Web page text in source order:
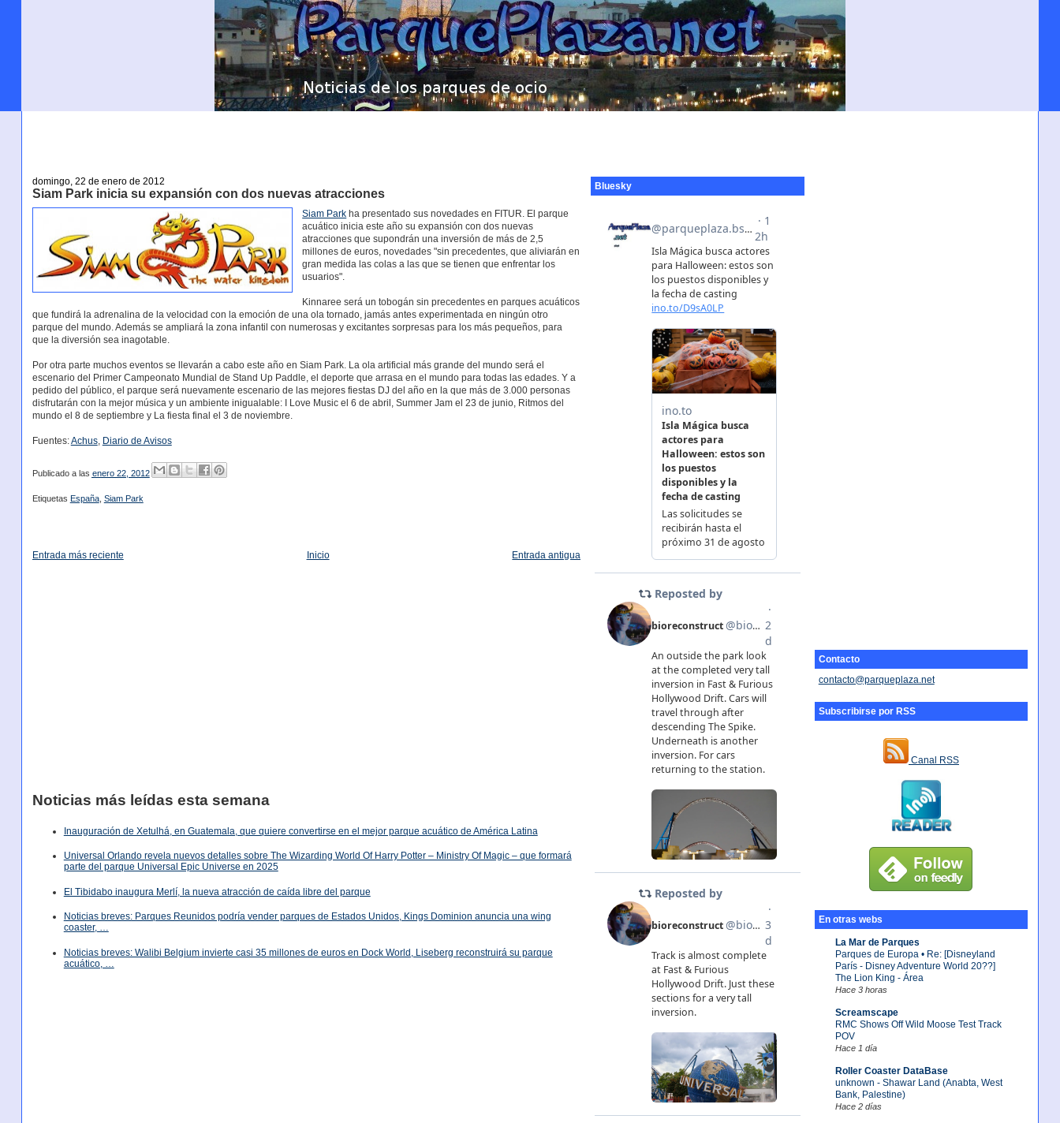
Contacto
contacto@parqueplaza.net
Subscribirse por RSS
Canal RSS
En otras webs
La Mar de Parques
Parques de Europa • Re: [Disneyland
París - Disney Adventure World 20??]
The Lion King - Área
Hace 3 horas
Screamscape
RMC Shows Off Wild Moose Test Track
POV
Hace 1 día
Roller Coaster DataBase
unknown - Shawar Land (Anabta, West
Bank, Palestine)
Hace 2 días
domingo, 22 de enero de 2012
Siam Park inicia su expansión con dos nuevas atracciones
Siam Park ha presentado sus novedades en FITUR. El parque
acuático inicia este año su expansión con dos nuevas
atracciones que supondrán una inversión de más de 2,5
millones de euros, novedades "sin precedentes, que aliviarán en
gran medida las colas a las que se tienen que enfrentar los
usuarios".
Kinnaree será un tobogán sin precedentes en parques acuáticos
que fundirá la adrenalina de la velocidad con la emoción de una ola tornado, jamás antes experimentada en ningún otro
parque del mundo. Además se ampliará la zona infantil con numerosas y excitantes sorpresas para los más pequeños, para
que la diversión sea inagotable.
Por otra parte muchos eventos se llevarán a cabo este año en Siam Park. La ola artificial más grande del mundo será el
escenario del Primer Campeonato Mundial de Stand Up Paddle, el deporte que arrasa en el mundo para todas las edades. Y a
pedido del público, el parque será nuevamente escenario de las mejores fiestas DJ del año en la que más de 3.000 personas
disfrutarán con la mejor música y un ambiente inigualable: I Love Music el 6 de abril, Summer Jam el 23 de junio, Ritmos del
mundo el 8 de septiembre y La fiesta final el 3 de noviembre.
Fuentes:Achus, Diario de Avisos
Publicado a las enero 22, 2012
Etiquetas España, Siam Park
Entrada más reciente Entrada antigua
Inicio
Noticias más leídas esta semana
Inauguración de Xetulhá, en Guatemala, que quiere convertirse en el mejor parque acuático de América Latina
Universal Orlando revela nuevos detalles sobre The Wizarding World Of Harry Potter – Ministry Of Magic – que formará
parte del parque Universal Epic Universe en 2025
El Tibidabo inaugura Merlí, la nueva atracción de caída libre del parque
Noticias breves: Parques Reunidos podría vender parques de Estados Unidos, Kings Dominion anuncia una wing
coaster, …
Noticias breves: Walibi Belgium invierte casi 35 millones de euros en Dock World, Liseberg reconstruirá su parque
acuático, …
Bluesky